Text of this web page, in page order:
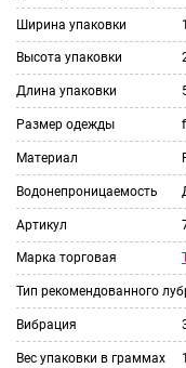
Ширина упаковки
Высота упаковки
Длина упаковки
Размер одежды
Материал
Водонепроницаемость
Артикул
Марка торговая
Тип рекомендованного
Вибрация
Вес упаковки в граммах